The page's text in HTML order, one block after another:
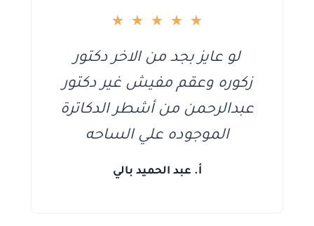
★
★
★
★
★
لو عايز بجد من الاخر دكتور
زكوره وعقم مفيش غير دكتور
عبدالرحمن من أشطر الدكاترة
الموجوده علي الساحه
أ. عبد الحميد بالي